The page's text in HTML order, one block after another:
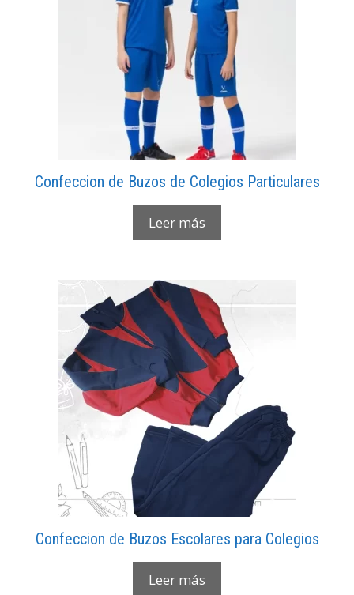
Confeccion de Buzos de Colegios Particulares
Leer más
Confeccion de Buzos Escolares para Colegios
Leer más